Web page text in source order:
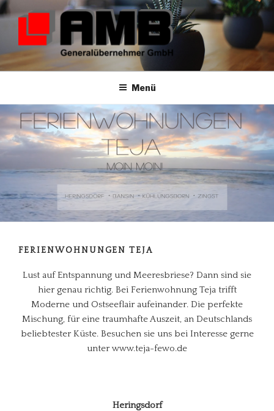
Zum
springen
AMB-GENERALÜBERNEHMER
Menü
FERIENWOHNUNGEN TEJA
Lust auf Entspannung und Meeresbriese? Dann sind sie
hier genau richtig. Bei Ferienwohnung Teja trifft
Moderne und Ostseeflair aufeinander. Die perfekte
Mischung, für eine traumhafte Auszeit, an Deutschlands
beliebtester Küste. Besuchen sie uns bei Interesse gerne
unter www.teja-fewo.de
Heringsdorf